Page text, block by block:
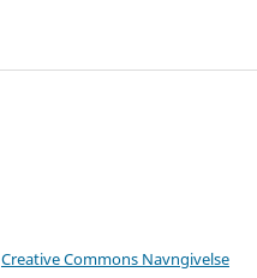
Creative Commons Navngivelse